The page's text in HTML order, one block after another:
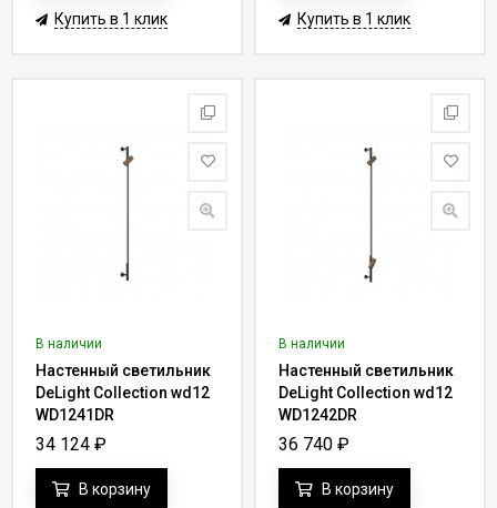
Купить в 1 клик Купить в 1 клик
В наличии
Настенный светильник
DeLight Collection wd12
WD1241DR
34 124 ₽
В корзину
В наличии
Настенный светильник
DeLight Collection wd12
WD1242DR
36 740 ₽
В корзину